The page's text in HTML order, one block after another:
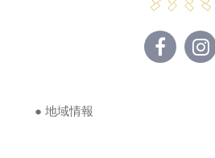
● 地域情報